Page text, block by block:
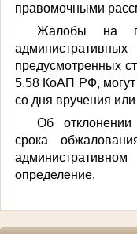
правомочными
Жалобы на
предусмотренных
5.58 КоАП РФ,
со дня вручения
Об отклонении
срока
определение.